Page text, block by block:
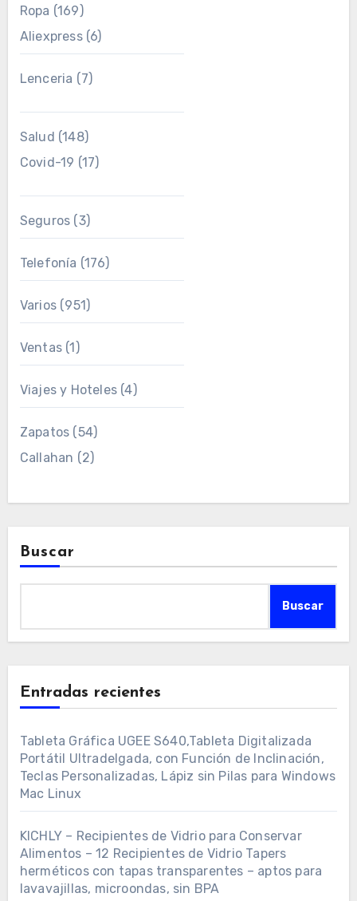
Ropa (169)
Aliexpress(6)
Lenceria (7)
Salud (148)
Covid-19 (17)
Seguros (3)
Telefonía (176)
Varios(951)
Ventas(1)
Viajes y Hoteles(4)
Zapatos (54)
Callahan (2)
Buscar
Buscar
Entradas recientes
Tableta Gráfica UGEE S640,Tableta Digitalizada
Portátil Ultradelgada, con Función de Inclinación,
Teclas Personalizadas, Lápiz sin Pilas para Windows
Mac Linux
KICHLY – Recipientes de Vidrio para Conservar
Alimentos – 12 Recipientes de Vidrio Tapers
herméticos con tapas transparentes – aptos para
lavavajillas, microondas, sin BPA